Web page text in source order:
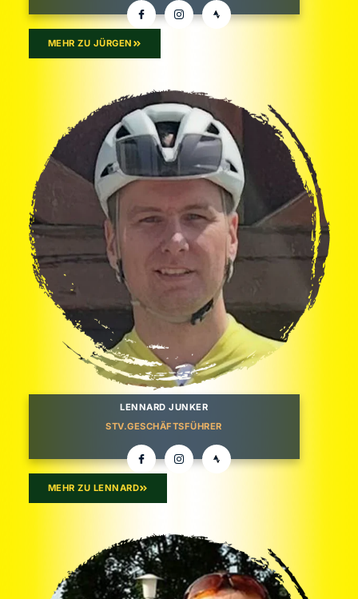
MEHR ZU JÜRGEN
LENNARD JUNKER
STV.GESCHÄFTSFÜHRER
MEHR ZU LENNARD